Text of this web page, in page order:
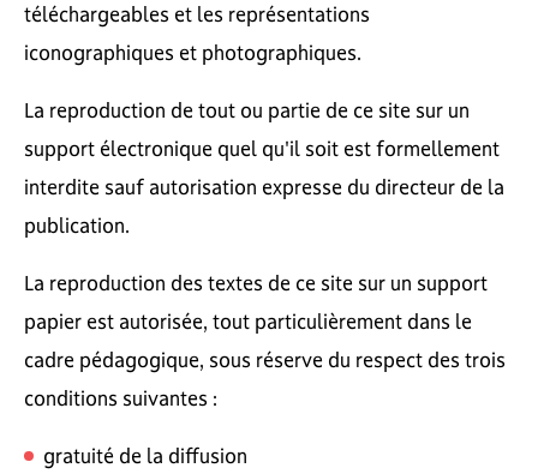
téléchargeables et les représentations
iconographiques et photographiques.
La reproduction de tout ou partie de ce site sur un
support électronique quel qu'il soit est formellement
interdite sauf autorisation expresse du directeur de la
publication.
La reproduction des textes de ce site sur un support
papier est autorisée, tout particulièrement dans le
cadre pédagogique, sous réserve du respect des trois
conditions suivantes :
gratuité de la diffusion